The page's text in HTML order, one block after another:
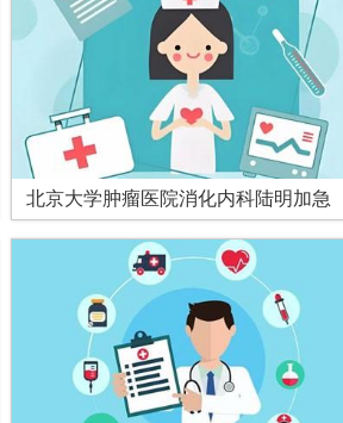
北京大学肿瘤医院消化内科陆明加急